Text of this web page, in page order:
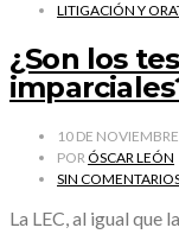
LITIGACIÓN Y
¿Son los
10 DE
PORÓSCAR LEÓN
SIN
La LEC, al igual que